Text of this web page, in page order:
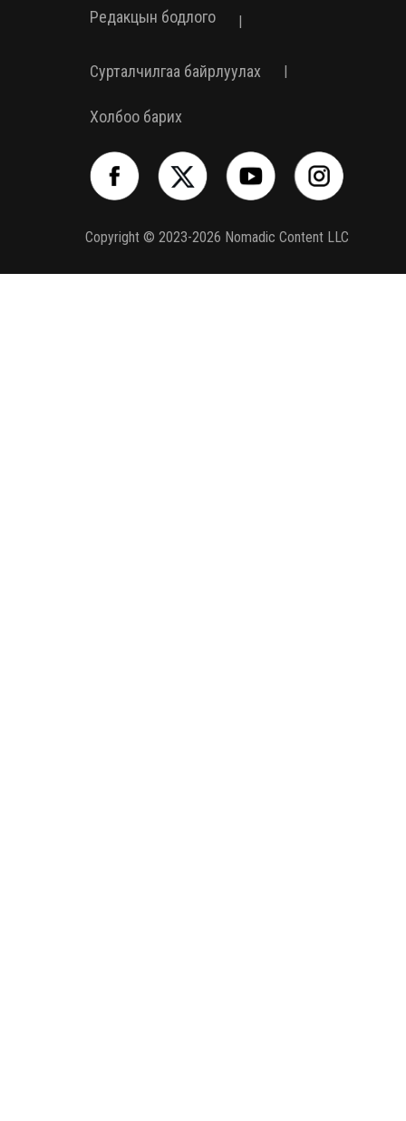
Редакцын бодлого |
Сурталчилгаа байрлуулах |
Холбоо барих
Copyright © 2023-2026 Nomadic Content LLC